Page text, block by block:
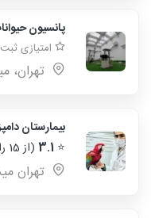
پانسیون
امتیازی
تهران،
بیمارستان
⭐
3.1 (از 15 رای)
تهران